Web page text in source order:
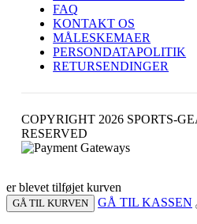
FAQ
KONTAKT OS
MÅLESKEMAER
PERSONDATAPOLITIK
RETURSENDINGER
COPYRIGHT 2026 SPORTS-
RESERVED
er blevet tilføjet kurven
GÅ TIL KURVEN GÅ TIL KASSEN